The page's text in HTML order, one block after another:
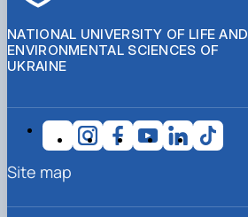
NATIONAL UNIVERSITY OF LIFE AND
ENVIRONMENTAL SCIENCES OF
UKRAINE
Site map